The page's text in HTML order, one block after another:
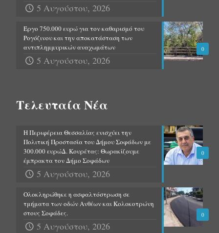
5 Αυγούστου, 2026
0
Έργο 750.000 ευρώ για τον καθαρισμό του
Ρογόζινου και την αποκατάσταση των
αντιπλημμυρικών αναχωμάτων
5 Αυγούστου, 2026
Τελευταία Νέα
0
Η Περιφέρεια Θεσσαλίας ενισχύει την
Πολιτική Προστασία του Δήμου Σοφάδων με
300.000 ευρώΔ. Κουρέτας: Θωρακίζουμε
έμπρακτα τον Δήμο Σοφάδων
5 Αυγούστου, 2026
0
Ολοκληρώθηκε η ασφαλτόστρωση σε
τμήματα των οδών Ανθέων και Κολοκοτρώνη
στους Σοφάδες.
5 Αυγούστου, 2026